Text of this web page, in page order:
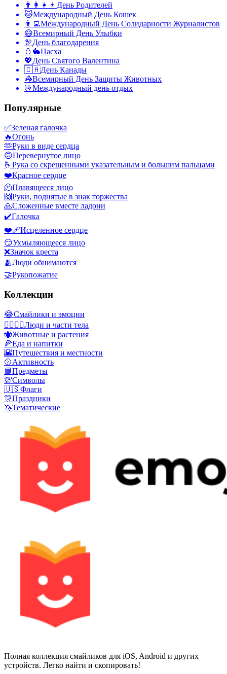
👨‍👩‍👧‍👦 День Родителей
🐱Международный День Кошек
👩‍💻Международный День Солидарности Журналистов
😄Всемирный День Улыбки
🦃День благодарения
🥚🐇Пасха
💖День Святого Валентина
🇨🇦День Канады
🦓Всемирный День Защиты Животных
🤟Международный день отдых
Популярные
✅Зеленая галочка
🔥Огонь
🫶Руки в виде сердца
🙃Перевернутое лицо
🫰 Рука со скрещенными указательным и большим пальцами
❤️Красное сердце
🫠Плавящееся лицо
🙌Руки, поднятые в знак торжества
🙏Сложенные вместе ладони
✔️Галочка
❤️‍🩹Исцеленное сердце
😏Ухмыляющееся лицо
❌Значок креста
🫂Люди обнимаются
🤝Рукопожатие
Коллекции
😂Смайлики и эмоции
👩‍❤️‍💋‍👨Люди и части тела
🐝Животные и растения
🍕Еда и напитки
🌇Путешествия и местности
🥎Активность
📙Предметы
💯Символы
🇺🇸Флаги
🎊Праздники
🦄Тематические
Полная коллекция смайликов для iOS, Android и других
устройств. Легко найти и скопировать!